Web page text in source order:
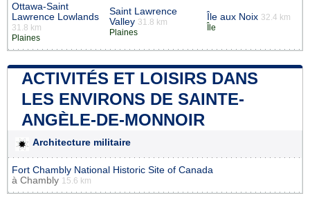
Ottawa-Saint
Lawrence Lowlands
31.8 km
Plaines
Saint Lawrence
Valley 31.8 km
Plaines
Île aux Noix 32.4 km
Île
ACTIVITÉS ET LOISIRS DANS
LES ENVIRONS DE SAINTE-
ANGÈLE-DE-MONNOIR
Architecture militaire
Fort Chambly National Historic Site of Canada
à Chambly 15.6 km